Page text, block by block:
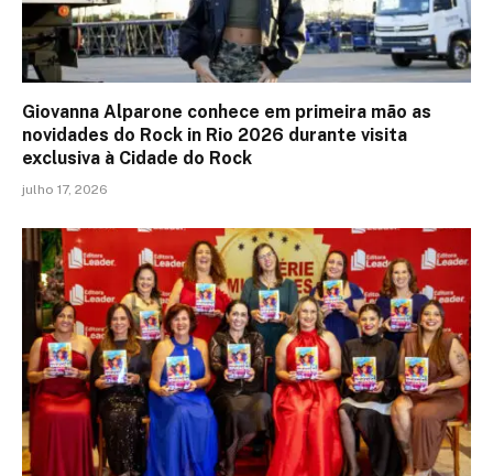
Giovanna Alparone conhece em primeira mão as
novidades do Rock in Rio 2026 durante visita
exclusiva à Cidade do Rock
julho 17, 2026